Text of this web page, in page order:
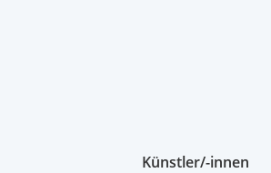
Künstler/-innen